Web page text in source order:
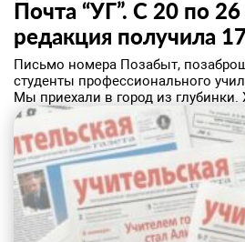
Почта “УГ”. С 20 по
редакция получила
Письмо номера Позабыт,
студенты профессионального
Мы приехали в город из глубинки.